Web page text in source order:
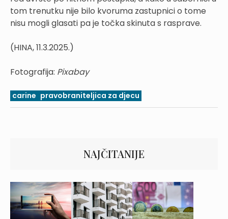
tom trenutku nije bilo kvoruma zastupnici o tome
nisu mogli glasati pa je točka skinuta s rasprave.
(HINA, 11.3.2025.)
Fotografija: Pixabay
carine pravobraniteljica za djecu
NAJČITANIJE